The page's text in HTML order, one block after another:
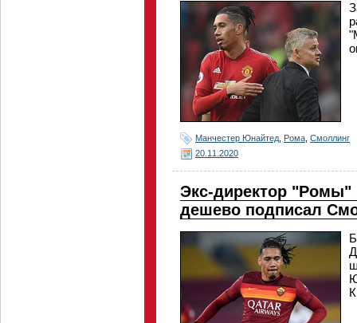
Манчестер Юнайтед Рома Смоллинг
20.11.2020
Экс-директор "Ромы"
дешево подписал